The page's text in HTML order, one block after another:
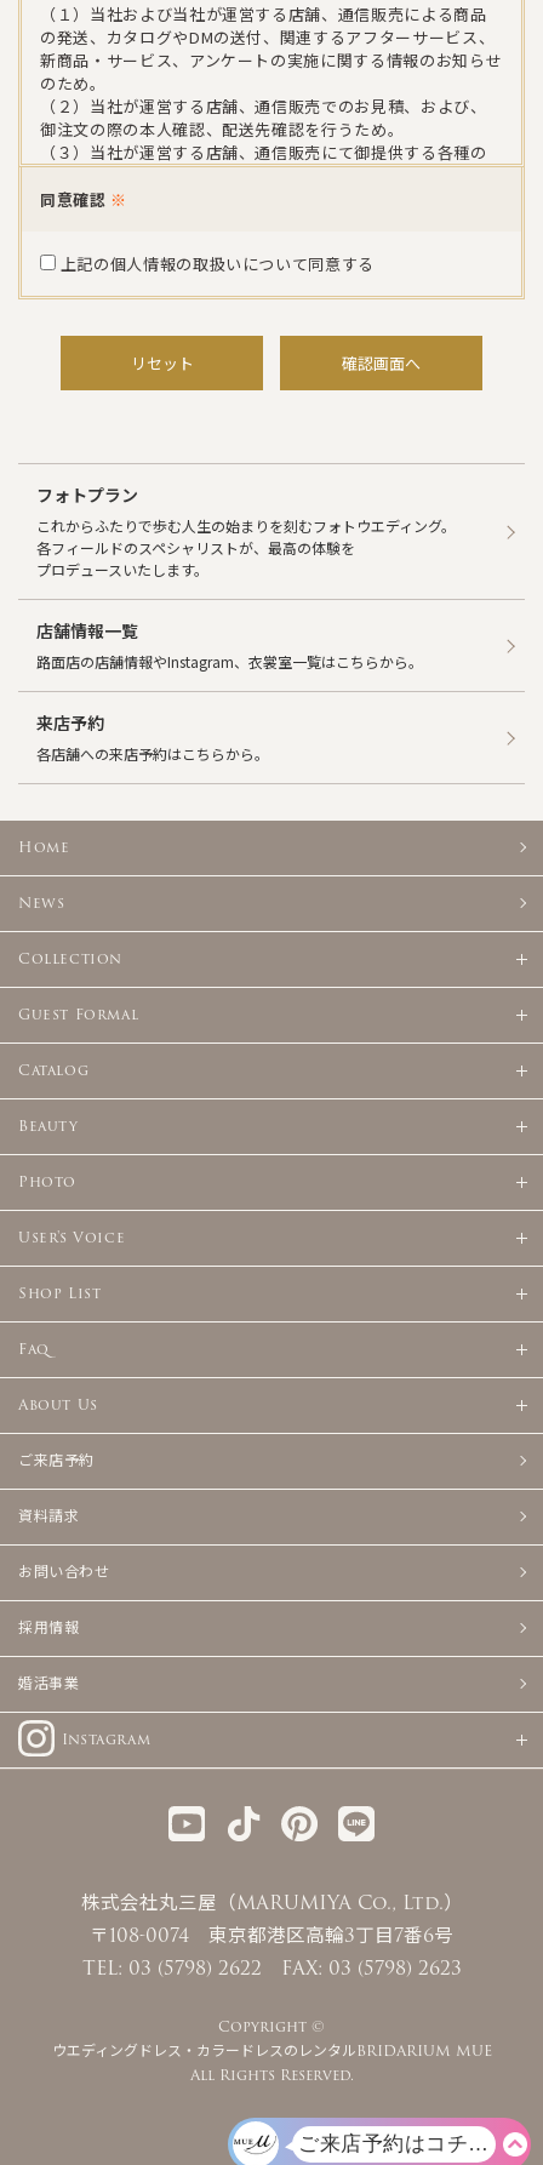
（１）当社および当社が運営する店舗、通信販売による商品
の発送、カタログやDMの送付、関連するアフターサービス、
新商品・サービス、アンケートの実施に関する情報のお知らせ
のため。
（２）当社が運営する店舗、通信販売でのお見積、および、
御注文の際の本人確認、配送先確認を行うため。
（３）当社が運営する店舗、通信販売にて御提供する各種の
商品・サービス情報に関するお問い合わせをいただいた際
に、その内容をお客様に確認するため。
（５）当社が運営する店舗、通信販売におけるアンケート、お
（６）当社が運営するメールマガジンへの登録を希望される
お客様および、既に会員登録されているお客様については、
意を得ないで第三者に開示をすることはございません。
（１）個人情報に関する機密保持契約を締結している業務委
託会社に対して、お客様に明示した利用目的の達成に必要な範
囲で個人情報を委託する場合。
（２）当社が運営する店舗、並びに、通信販売において、お客
様との取引において個人情報を委託する必要がある場合。
（委託対象例；商品配送を請け負う運送会社、クレジットカ
会社）
（３）司法、行政、または、これに類する公的機関等から法
令に基づいて開示を求められた場合。
同意確認 ※
上記の個人情報の取扱いについて同意する
リセット 確認画面へ
フォトプラン
これからふたりで歩む人生の始まりを刻むフォトウエディング。
各フィールドのスペシャリストが、最高の体験を
プロデュースいたします。
店舗情報一覧
路面店の店舗情報やInstagram、衣裳室一覧はこちらから。
来店予約
各店舗への来店予約はこちらから。
Home
News
Collection
Guest Formal
Catalog
Beauty
Photo
User's Voice
Shop List
Faq
About Us
ご来店予約
資料請求
お問い合わせ
採用情報
婚活事業
Instagram
株式会社丸三屋（MARUMIYA Co., Ltd.）
〒108-0074 東京都港区高輪3丁目7番6号
TEL: 03 (5798) 2622 FAX: 03 (5798) 2623
Copyright ©
ウエディングドレス・カラードレスのレンタルBRIDARIUM MUE
All Rights Reserved.